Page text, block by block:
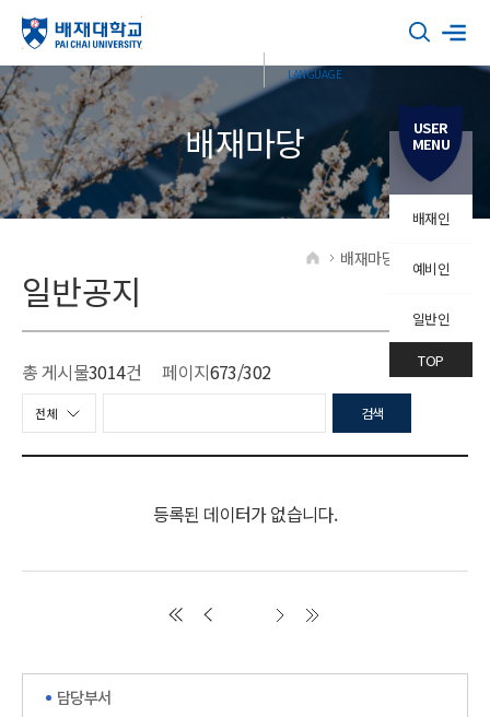
배재마당
일반공지 HOME
배재마당 일반공지
총 게시물3014건 페이지673/302
검색
등록된 데이터가 없습니다.
담당부서
USER
MENU
배재인
예비인
일반인
TOP